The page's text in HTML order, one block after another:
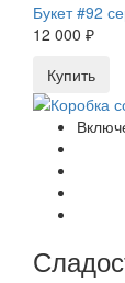
Букет #92
12 000 ₽
Купить